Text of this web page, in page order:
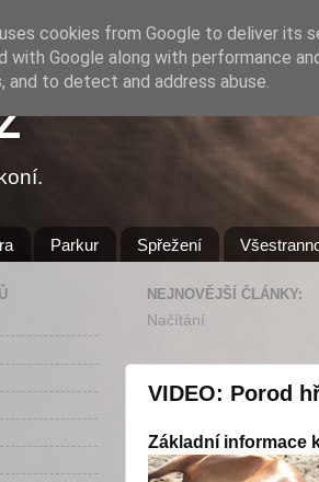
Parkur Spřežení
NEJNOVĚJŠÍ ČLÁNKY:
Načítání
VIDEO: Porod
Základní informace
cookies from Google to deliver its
with Google along with performance
and to detect and address abuse.